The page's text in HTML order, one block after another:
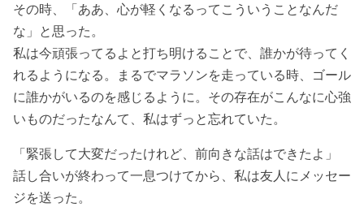
その時、「ああ、心が軽くなるってこういうことなんだ
な」と思った。
私は今頑張ってるよと打ち明けることで、誰かが待ってく
れるようになる。まるでマラソンを走っている時、ゴール
に誰かがいるのを感じるように。その存在がこんなに心強
いものだったなんて、私はずっと忘れていた。
「緊張して大変だったけれど、前向きな話はできたよ」
話し合いが終わって一息つけてから、私は友人にメッセー
ジを送った。